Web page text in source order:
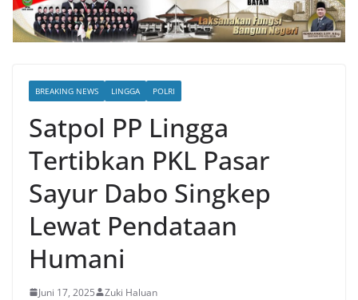
BREAKING NEWS LINGGA POLRI
Satpol PP Lingga
Tertibkan PKL Pasar
Sayur Dabo Singkep
Lewat Pendataan
Humani
Juni 17, 2025 Zuki Haluan